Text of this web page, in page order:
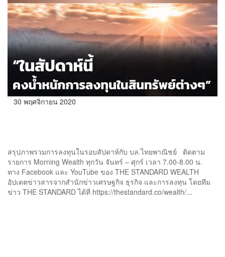
30 พฤศจิกายน 2020
สรุปภาพรวมการลงทุนในรอบสัปดาห์กับ บล.ไทยพาณิชย์ ติดตาม
รายการ Morning Wealth ทุกวัน จันทร์ – ศุกร์ เวลา 7.00-8.00 น.
ทาง Facebook และ YouTube ของ THE STANDARD WEALTH
อัปเดตข่าวสารจากสำนักข่าวเศรษฐกิจ ธุรกิจ และการลงทุน โดยทีม
ข่าว THE STANDARD ได้ที่ https://thestandard.co/wealth/...